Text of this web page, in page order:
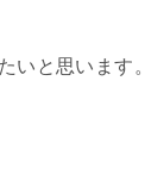
いと思います。